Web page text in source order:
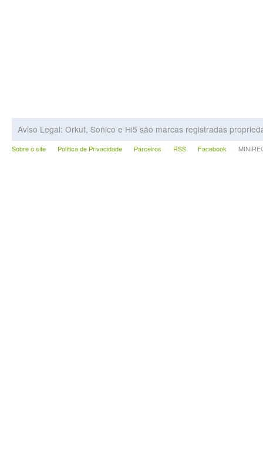
Aviso Legal: Orkut, Sonico e Hi5 são marcas registradas
Sobre o site Política de Privacidade Parceiros RSS Facebook